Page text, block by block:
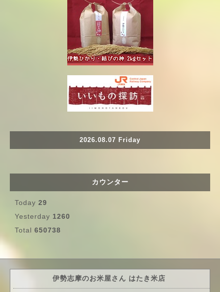
2026.08.07 Friday
カウンター
Today 29
Yesterday 1260
Total 650738
伊勢志摩のお米屋さん はたき米店